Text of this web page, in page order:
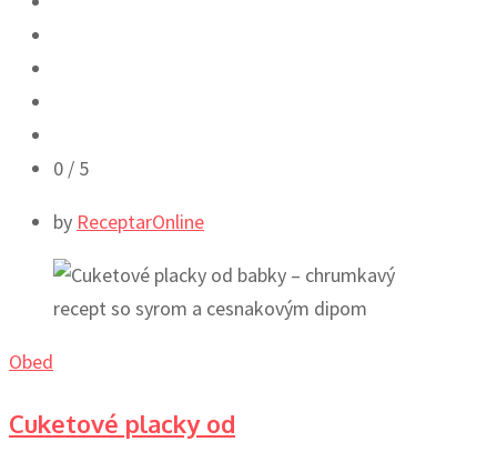
0 / 5
by ReceptarOnline
Obed
Cuketové placky od